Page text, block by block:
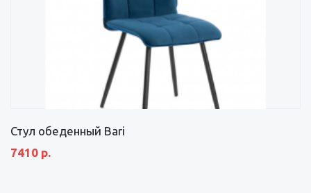
Стул обеденный Bari
7410 р.